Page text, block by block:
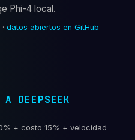
Phi-4 local.
datos abiertos en GitHub
DEEPSEEK
+ costo 15% + velocidad